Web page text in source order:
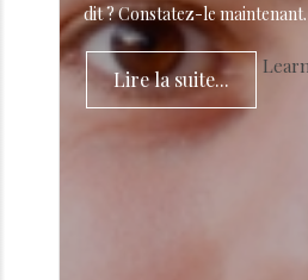
dit ? Constatez-le
Lire la suite...